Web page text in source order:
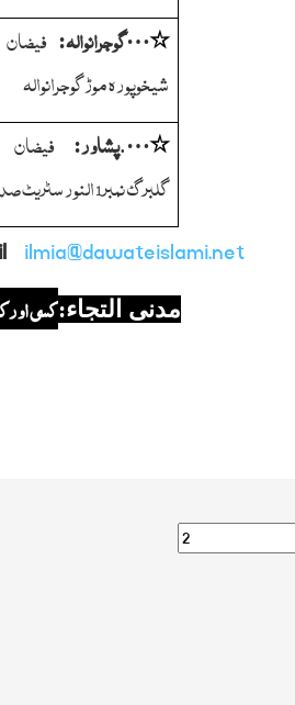
٭…گوجرانوالہ:
شیخوپورہ موڑ گوجرانوالہ
٭…
.پشاور:
گلبرگ نمبر1 النور سٹریٹ صدر
ilmia@dawateislami.net
مدنی التجاء:کسی اور